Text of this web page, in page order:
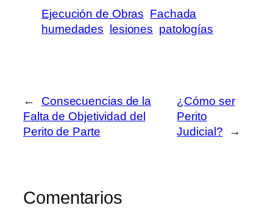
Ejecución de Obras Fachada
humedades
lesiones patologías
←
Consecuencias de la
Falta de Objetividad del
Perito de Parte
¿Cómo ser
Perito
Judicial?
→
Comentarios